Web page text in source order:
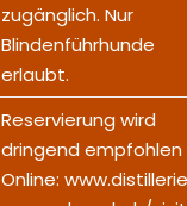
zugänglich. Nur
Blindenführhunde
erlaubt.
Reservierung wird
dringend empfohlen
Online: